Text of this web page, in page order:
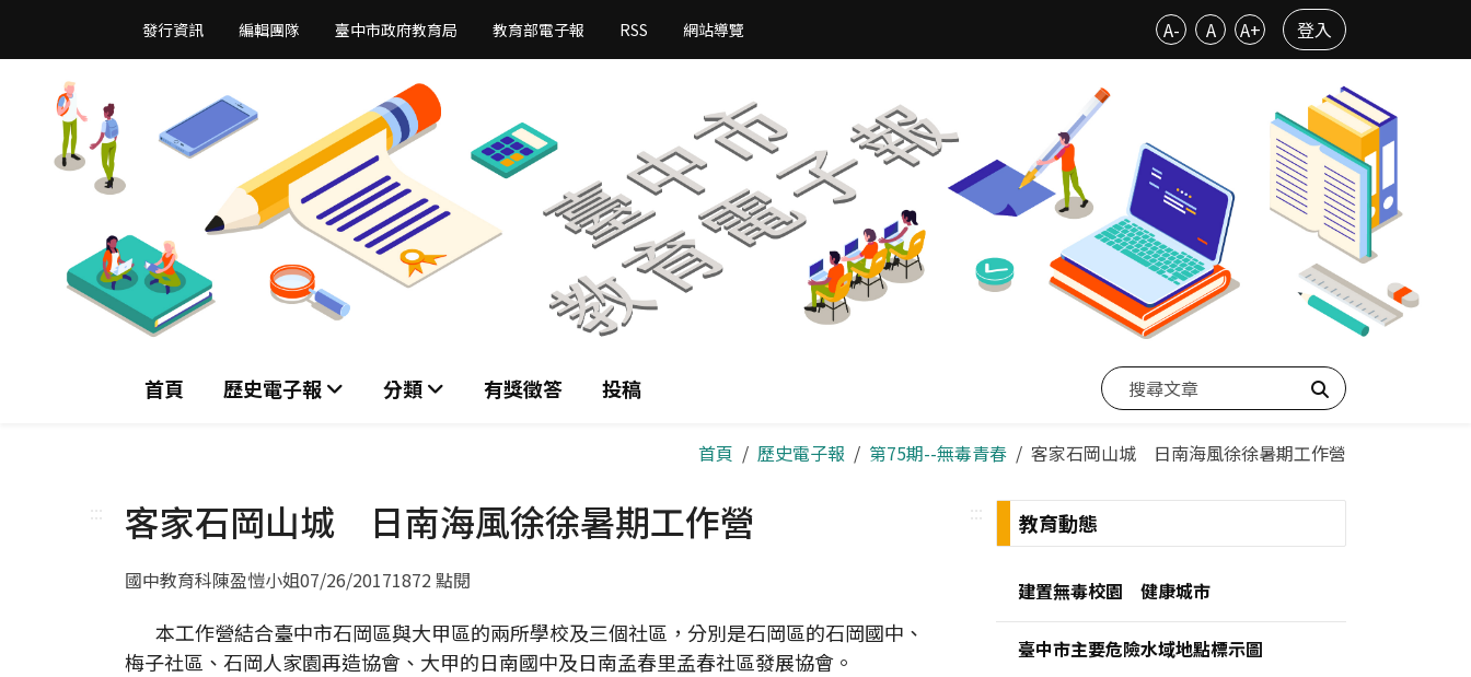
主
發行資訊 編輯團隊 臺中市政府教育局 教育部電子報 RSS 網站導覽 A- A A+ 登入
首頁 歷史電子報 分類 有獎徵答 投稿
搜尋
首頁 歷史電子報 第75期--無毒青春 客家石岡山城 日南海風徐徐暑期工作營
::: 客家石岡山城 日南海風徐徐暑期工作營
國中教育科陳盈愷小姐07/26/20171872 點閱
本工作營結合臺中市石岡區與大甲區的兩所學校及三個社區，分別是石岡區的石岡國中、
梅子社區、石岡人家園再造協會、大甲的日南國中及日南孟春里孟春社區發展協會。
::: 教育動態
建置無毒校園 健康城市
臺中市主要危險水域地點標示圖